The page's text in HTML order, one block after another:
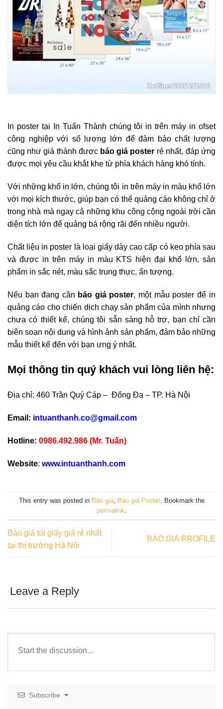
In poster tại In Tuấn Thành chúng tôi in trên máy in ofset
công nghiệp với số lượng lớn để đảm bảo chất lượng
cũng như giá thành được báo giá poster rẻ nhất, đáp ứng
được mọi yêu cầu khắt khe từ phía khách hàng khó tính.
Với những khổ in lớn, chúng tôi in trên máy in màu khổ lớn
với mọi kích thước, giúp bạn có thể quảng cáo không chỉ ở
trong nhà mà ngay cả những khu công cộng ngoài trời cần
diện tích lớn để quảng bá rộng rãi đến nhiều người.
Chất liệu in poster là loại giấy dày cao cấp có keo phía sau
và được in trên máy in màu KTS hiện đại khổ lớn, sản
phẩm in sắc nét, màu sắc trung thực, ấn tượng.
Nếu bạn đang cần báo giá poster, một mẫu poster để in
quảng cáo cho chiến dịch chạy sản phẩm của mình nhưng
chưa có thiết kế, chúng tôi sẵn sàng hỗ trợ, bạn chỉ cần
biên soạn nội dung và hình ảnh sản phẩm, đảm bảo những
mẫu thiết kế đến với bạn ưng ý nhất.
Mọi thông tin quý khách vui lòng liên hệ:
Địa chỉ: 460 Trần Quý Cáp – Đống Đa – TP. Hà Nội
Email: intuanthanh.co@gmail.com
Hotline: 0986.492.986 (Mr. Tuấn)
Website: www.intuanthanh.com
This entry was posted in Báo giá, Báo giá Poster. Bookmark the
permalink
Báo giá túi giấy giá rẻ nhất
tại thị trường Hà Nội
BÁO GIÁ PROFILE
Leave a Reply
Subscribe